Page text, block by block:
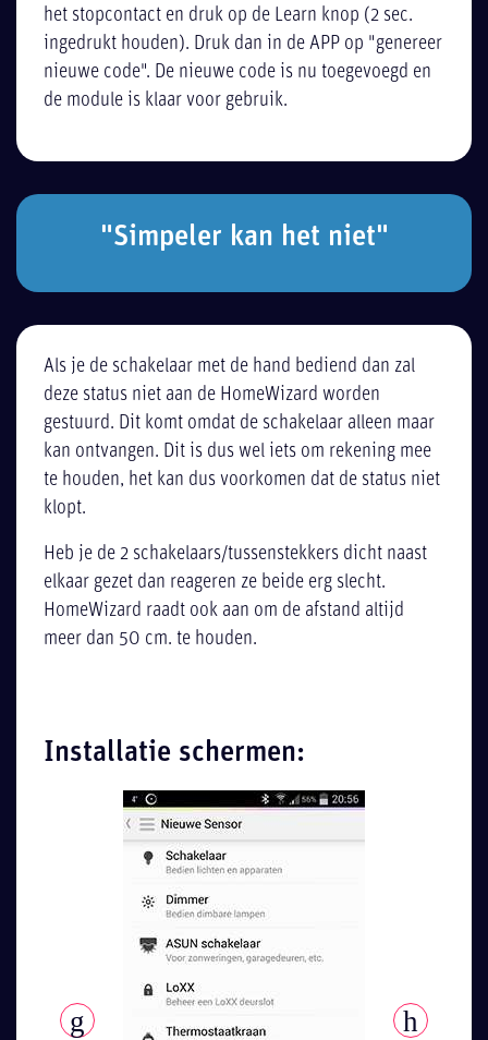
het stopcontact en druk op de Learn knop (2 sec.
ingedrukt houden). Druk dan in de APP op "genereer
nieuwe code". De nieuwe code is nu toegevoegd en
de module is klaar voor gebruik.
"Simpeler kan het niet"
Als je de schakelaar met de hand bediend dan zal
deze status niet aan de HomeWizard worden
gestuurd. Dit komt omdat de schakelaar alleen maar
kan ontvangen. Dit is dus wel iets om rekening mee
te houden, het kan dus voorkomen dat de status niet
klopt.
Heb je de 2 schakelaars/tussenstekkers dicht naast
elkaar gezet dan reageren ze beide erg slecht.
HomeWizard raadt ook aan om de afstand altijd
meer dan 50 cm. te houden.
Installatie schermen: